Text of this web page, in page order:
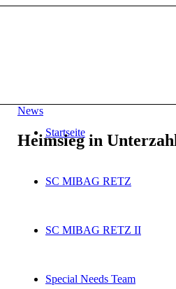
Startseite
SC MIBAG RETZ
SC MIBAG RETZ II
Special Needs Team
News
Heimsieg in